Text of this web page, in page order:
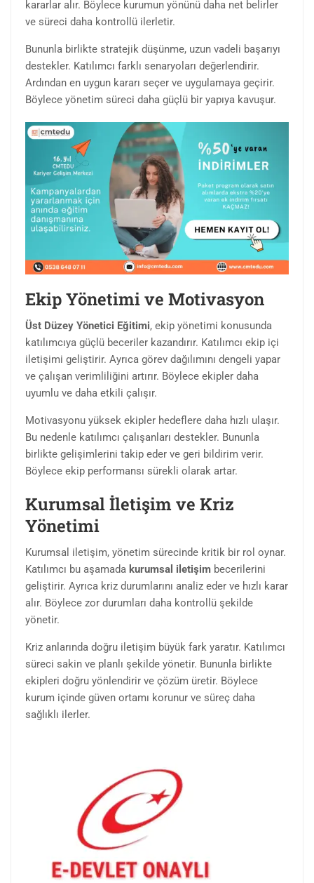
kararlar alır. Böylece kurumun yönünü daha net belirler
ve süreci daha kontrollü ilerletir.
Bununla birlikte stratejik düşünme, uzun vadeli başarıyı
destekler. Katılımcı farklı senaryoları değerlendirir.
Ardından en uygun kararı seçer ve uygulamaya geçirir.
Böylece yönetim süreci daha güçlü bir yapıya kavuşur.
Ekip Yönetimi ve Motivasyon
Üst Düzey Yönetici Eğitimi, ekip yönetimi konusunda
katılımcıya güçlü beceriler kazandırır. Katılımcı ekip içi
iletişimi geliştirir. Ayrıca görev dağılımını dengeli yapar
ve çalışan verimliliğini artırır. Böylece ekipler daha
uyumlu ve daha etkili çalışır.
Motivasyonu yüksek ekipler hedeflere daha hızlı ulaşır.
Bu nedenle katılımcı çalışanları destekler. Bununla
birlikte gelişimlerini takip eder ve geri bildirim verir.
Böylece ekip performansı sürekli olarak artar.
Kurumsal İletişim ve Kriz
Yönetimi
Kurumsal iletişim, yönetim sürecinde kritik bir rol oynar.
Katılımcı bu aşamada kurumsal iletişim becerilerini
geliştirir. Ayrıca kriz durumlarını analiz eder ve hızlı karar
alır. Böylece zor durumları daha kontrollü şekilde
yönetir.
Kriz anlarında doğru iletişim büyük fark yaratır. Katılımcı
süreci sakin ve planlı şekilde yönetir. Bununla birlikte
ekipleri doğru yönlendirir ve çözüm üretir. Böylece
kurum içinde güven ortamı korunur ve süreç daha
sağlıklı ilerler.